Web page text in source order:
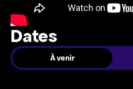
Dates
À venir